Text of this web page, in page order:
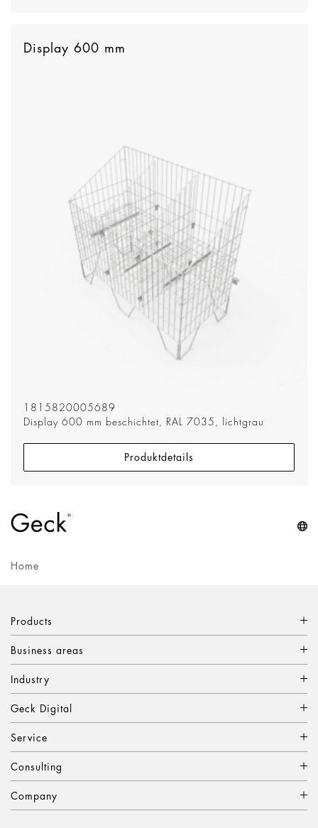
Display 600 mm
1815820005689
Display 600 mm beschichtet, RAL 7035, lichtgrau
Produktdetails
Home
Products
Business areas
Industry
Geck Digital
Service
Consulting
Company